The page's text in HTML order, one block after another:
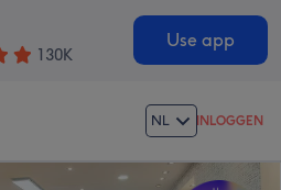
130K
Use app
NL INLOGGEN